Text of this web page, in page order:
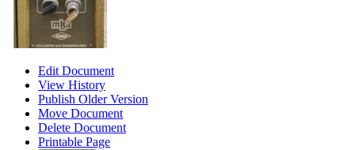
Edit Document
View History
Publish Older Version
Move Document
Delete Document
Printable Page